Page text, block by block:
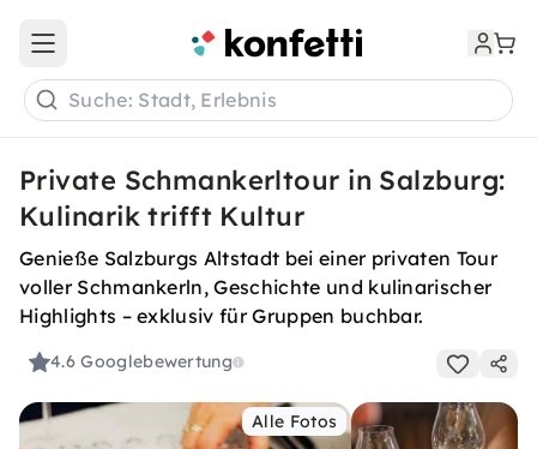
Open main menu
Suche: Stadt, Erlebnis
Private Schmankerltour in Salzburg:
Kulinarik trifft Kultur
Genieße Salzburgs Altstadt bei einer privaten Tour
voller Schmankerln, Geschichte und kulinarischer
Highlights – exklusiv für Gruppen buchbar.
4.6Googlebewertung
Alle Fotos